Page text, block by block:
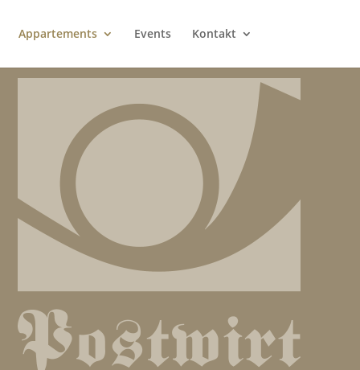
Appartements Events Kontakt